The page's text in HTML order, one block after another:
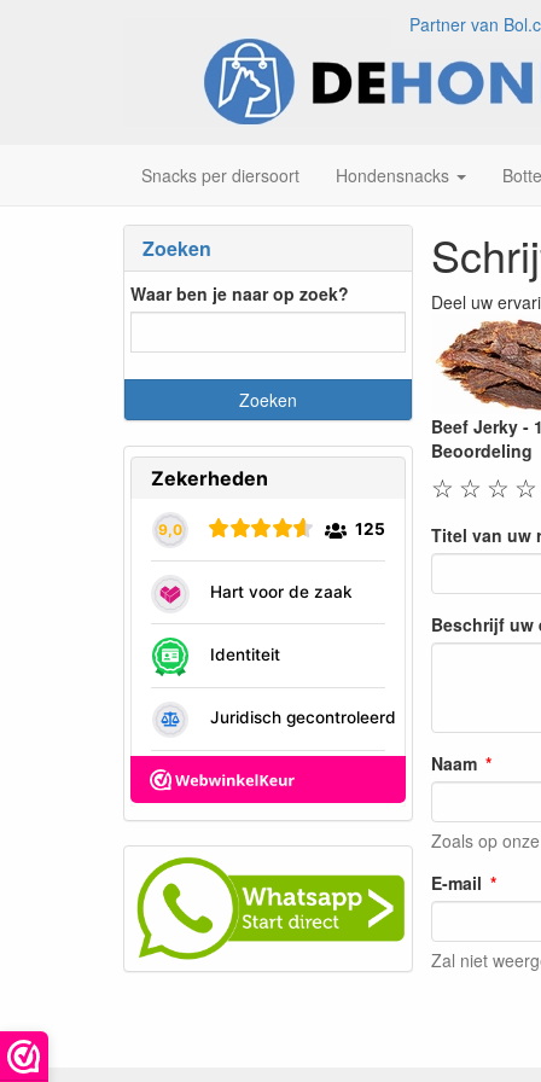
Partner van
Snacks per diersoort Hondensnacks
Zoeken
Waar ben je naar op zoek? Deel uw
Beef Jerky -
Beoordeling
☆
☆
☆
☆
Titel van uw
Beschrijf uw
Naam
Zoals op
E-mail
Zal niet